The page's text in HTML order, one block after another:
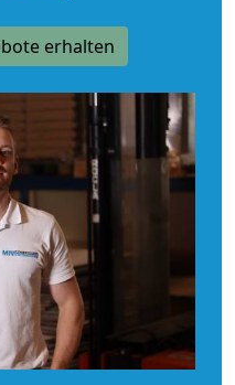
erhalten